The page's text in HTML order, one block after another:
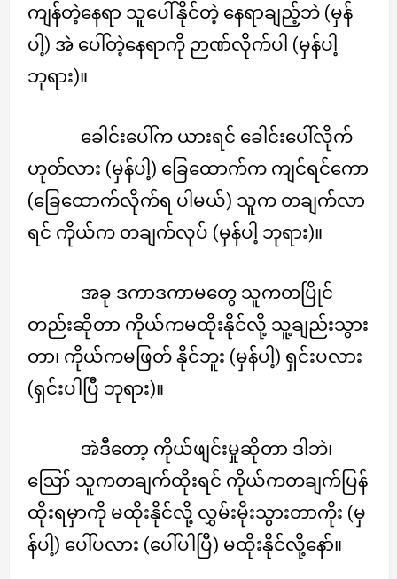
ကျန်တဲ့နေရာ သူပေါ်နိုင်တဲ့ နေရာချည့်ဘဲ (မှန်
ပါ့) အဲ ပေါ်တဲ့နေရာကို ဉာဏ်လိုက်ပါ (မှန်ပါ့
ဘုရား)။
ခေါင်းပေါ်က ယားရင် ခေါင်းပေါ်လိုက်
ဟုတ်လား (မှန်ပါ့) ခြေထောက်က ကျင်ရင်ကော
(ခြေထောက်လိုက်ရ ပါမယ်) သူက တချက်လာ
ရင် ကိုယ်က တချက်လုပ် (မှန်ပါ့ ဘုရား)။
အခု ဒကာဒကာမတွေ သူကတပြိုင်
တည်းဆိုတာ ကိုယ်ကမထိုးနိုင်လို့ သူ့ချည်းသွား
တာ၊ ကိုယ်ကမဖြတ် နိုင်ဘူး (မှန်ပါ့) ရှင်းပလား
(ရှင်းပါပြီ ဘုရား)။
အဲဒီတော့ ကိုယ်ဖျင်းမှုဆိုတာ ဒါဘဲ၊
ဪ သူကတချက်ထိုးရင် ကိုယ်ကတချက်ပြန်
ထိုးရမှာကို မထိုးနိုင်လို့ လွှမ်းမိုးသွားတာကိုး (မှ
န်ပါ့) ပေါ်ပလား (ပေါ်ပါပြီ) မထိုးနိုင်လို့နော်။